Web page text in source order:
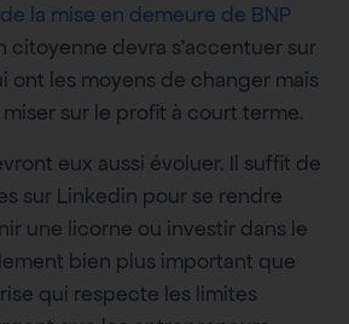
de la mise en demeure de BNP
citoyenne devra s’accentuer sur
ont les moyens de changer mais
sur le profit à court terme.
eux aussi évoluer. Il suffit de
sur Linkedin pour se rendre
une licorne ou investir dans le
bien plus important que
qui respecte les limites